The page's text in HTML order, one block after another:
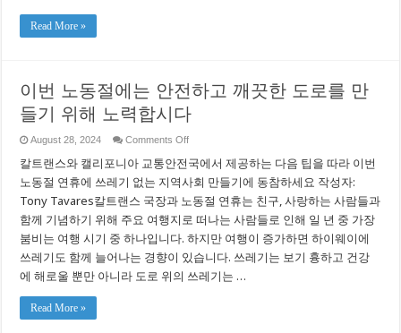
명
의
학
들
대
한
학
금
수
여
로
가
Read More »
이번 노동절에는 안전하고 깨끗한 도로를 만
들기 위해 노력합시다
August 28, 2024 Comments Offon
번
노
동
절
에
안
전
하
고
칼트랜스와 캘리포니아 교통안전국에서 제공하는 다음 팁을 따라 이번
노동절 연휴에 쓰레기 없는 지역사회 만들기에 동참하세요 작성자:
Tony Tavares칼트랜스 국장과 노동절 연휴는 친구, 사랑하는 사람들과
함께 기념하기 위해 주요 여행지로 떠나는 사람들로 인해 일 년 중 가장
붐비는 여행 시기 중 하나입니다. 하지만 여행이 증가하면 하이웨이에
쓰레기도 함께 늘어나는 경향이 있습니다. 쓰레기는 보기 흉하고 건강
에 해로울 뿐만 아니라 도로 위의 쓰레기는 …
Read More »